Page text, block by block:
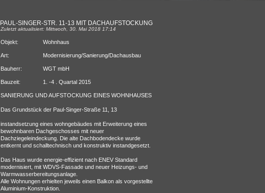
PAUL-SINGER-STR. 11-13 MIT DACHAUFSTOCKUNG
Zuletzt aktualisiert: Mittwoch, 30. Mai 2018 17:14
Objekt: Wohnhaus
Art: Modernisierung/Sanierung/Dachausbau
Bauherr: WGT mbH
Bauzeit: 1. -4 . Quartal 2015
SANIERUNG UND AUFSTOCKUNG EINES WOHNHAUSES
Das Grundstück der Paul-Singer-Straße 11, 13
instandsetzung eines wohngebäudes mit Erweiterung eines
bewohnbaren Dachgeschosses mit neuer
Dachziegeleindeckung. Die alte Dachbodendecke wurde
entkernt und schalltechnisch und konstruktiv instandgesetzt.
Das Haus wurde energie-effizient nach ENEV Standard
modernisiert, mit WDVS-Fassade und neuer Heizungs- und
Warmwasserbereitungsanlage.
Alle Wohnungen erhielten jeweils einen Balkon als vorgestellte
Aluminium-Konstruktion.